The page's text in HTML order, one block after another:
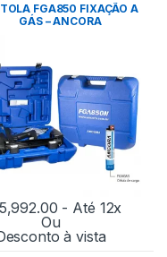
FGA850 FIXAÇÃO A
GÁS – ANCORA
5,992.00 - Até 12x
Ou
à vista